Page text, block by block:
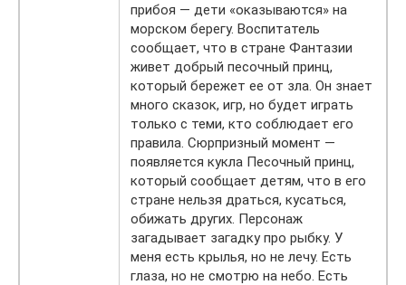
прибоя — дети «оказываются» на
морском берегу. Воспитатель
сообщает, что в стране Фантазии
живет добрый песочный принц,
который бережет ее от зла. Он знает
много сказок, игр, но будет играть
только с теми, кто соблюдает его
правила. Сюрпризный момент —
появляется кукла Песочный принц,
который сообщает детям, что в его
стране нельзя драться, кусаться,
обижать других. Персонаж
загадывает загадку про рыбку. У
меня есть крылья, но не лечу. Есть
глаза, но не смотрю на небо. Есть